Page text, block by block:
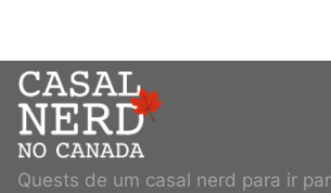
Quests de um casal nerd para ir